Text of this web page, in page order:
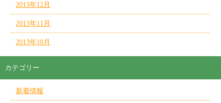
2013年12月
2013年11月
2013年10月
カテゴリー
新着情報